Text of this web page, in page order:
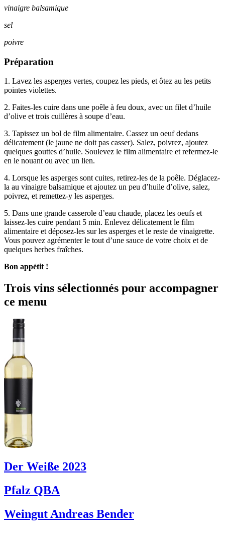
vinaigre balsamique
sel
poivre
Préparation
1. Lavez les asperges vertes, coupez les pieds, et ôtez au les petits
pointes violettes.
2. Faites-les cuire dans une poêle à feu doux, avec un filet d’huile
d’olive et trois cuillères à soupe d’eau.
3. Tapissez un bol de film alimentaire. Cassez un oeuf dedans
délicatement (le jaune ne doit pas casser). Salez, poivrez, ajoutez
quelques gouttes d’huile. Soulevez le film alimentaire et refermez-le
en le nouant ou avec un lien.
4. Lorsque les asperges sont cuites, retirez-les de la poêle. Déglacez-
la au vinaigre balsamique et ajoutez un peu d’huile d’olive, salez,
poivrez, et remettez-y les asperges.
5. Dans une grande casserole d’eau chaude, placez les oeufs et
laissez-les cuire pendant 5 min. Enlevez délicatement le film
alimentaire et déposez-les sur les asperges et le reste de vinaigrette.
Vous pouvez agrémenter le tout d’une sauce de votre choix et de
quelques herbes fraîches.
Bon appétit !
Trois vins sélectionnés pour accompagner
ce menu
Der Weiße 2023
Pfalz QBA
Weingut Andreas Bender